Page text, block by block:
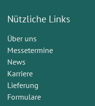
Nützliche Links
Über uns
Messetermine
News
Karriere
Lieferung
Formulare